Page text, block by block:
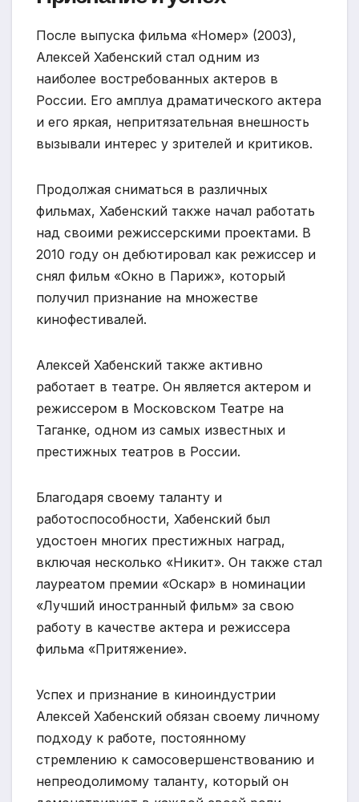
После выпуска фильма «Номер» (2003),
Алексей Хабенский стал одним из
наиболее востребованных актеров в
России. Его амплуа драматического актера
и его яркая, непритязательная внешность
вызывали интерес у зрителей и критиков.
Продолжая сниматься в различных
фильмах, Хабенский также начал работать
над своими режиссерскими проектами. В
2010 году он дебютировал как режиссер и
снял фильм «Окно в Париж», который
получил признание на множестве
кинофестивалей.
Алексей Хабенский также активно
работает в театре. Он является актером и
режиссером в Московском Театре на
Таганке, одном из самых известных и
престижных театров в России.
Благодаря своему таланту и
работоспособности, Хабенский был
удостоен многих престижных наград,
включая несколько «Никит». Он также стал
лауреатом премии «Оскар» в номинации
«Лучший иностранный фильм» за свою
работу в качестве актера и режиссера
фильма «Притяжение».
Успех и признание в киноиндустрии
Алексей Хабенский обязан своему личному
подходу к работе, постоянному
стремлению к самосовершенствованию и
непреодолимому таланту, который он